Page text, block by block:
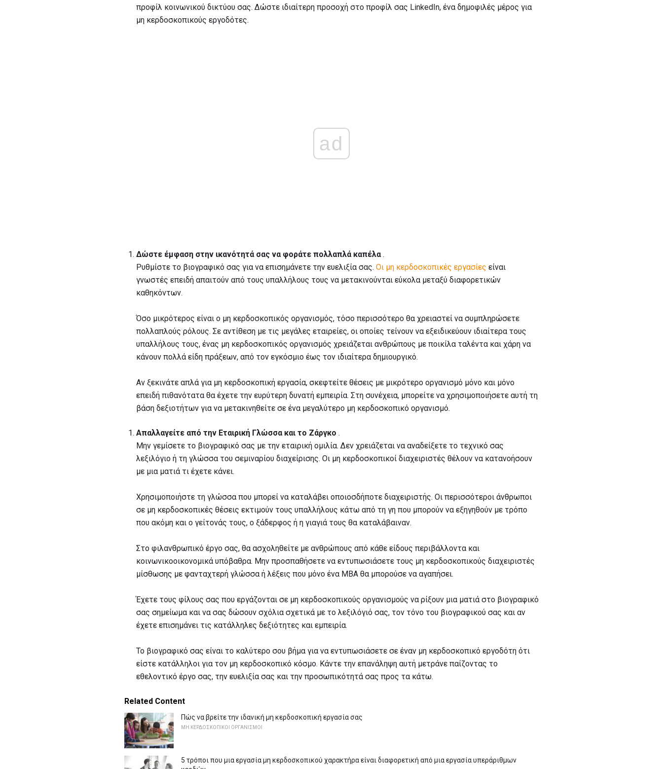
προφίλ κοινωνικού δικτύου σας. Δώστε ιδιαίτερη προσοχή στο προφίλ σας LinkedIn, ένα δημοφιλές μέρος για
μη κερδοσκοπικούς εργοδότες.
ad
Δώστε έμφαση στην ικανότητά σας να φοράτε πολλαπλά καπέλα.
Ρυθμίστε το βιογραφικό σας για να επισημάνετε την ευελιξία σας. Οι μη κερδοσκοπικές εργασίες είναι
γνωστές επειδή απαιτούν από τους υπαλλήλους τους να μετακινούνται εύκολα μεταξύ διαφορετικών
καθηκόντων.
Όσο μικρότερος είναι ο μη κερδοσκοπικός οργανισμός, τόσο περισσότερο θα χρειαστεί να συμπληρώσετε
πολλαπλούς ρόλους. Σε αντίθεση με τις μεγάλες εταιρείες, οι οποίες τείνουν να εξειδικεύουν ιδιαίτερα τους
υπαλλήλους τους, ένας μη κερδοσκοπικός οργανισμός χρειάζεται ανθρώπους με ποικίλα ταλέντα και χάρη να
κάνουν πολλά είδη πράξεων, από τον εγκόσμιο έως τον ιδιαίτερα δημιουργικό.
Αν ξεκινάτε απλά για μη κερδοσκοπική εργασία, σκεφτείτε θέσεις με μικρότερο οργανισμό μόνο και μόνο
επειδή πιθανότατα θα έχετε την ευρύτερη δυνατή εμπειρία. Στη συνέχεια, μπορείτε να χρησιμοποιήσετε αυτή τη
βάση δεξιοτήτων για να μετακινηθείτε σε ένα μεγαλύτερο μη κερδοσκοπικό οργανισμό.
Απαλλαγείτε από την Εταιρική Γλώσσα και το Ζάργκο .
Μην γεμίσετε το βιογραφικό σας με την εταιρική ομιλία. Δεν χρειάζεται να αναδείξετε το τεχνικό σας
λεξιλόγιο ή τη γλώσσα του σεμιναρίου διαχείρισης. Οι μη κερδοσκοπικοί διαχειριστές θέλουν να κατανοήσουν
με μια ματιά τι έχετε κάνει.
Χρησιμοποιήστε τη γλώσσα που μπορεί να καταλάβει οποιοσδήποτε διαχειριστής. Οι περισσότεροι άνθρωποι
σε μη κερδοσκοπικές θέσεις εκτιμούν τους υπαλλήλους κάτω από τη γη που μπορούν να εξηγηθούν με τρόπο
που ακόμη και ο γείτονάς τους, ο ξάδερφος ή η γιαγιά τους θα καταλάβαιναν.
Στο φιλανθρωπικό έργο σας, θα ασχοληθείτε με ανθρώπους από κάθε είδους περιβάλλοντα και
κοινωνικοοικονομικά υπόβαθρα. Μην προσπαθήσετε να εντυπωσιάσετε τους μη κερδοσκοπικούς διαχειριστές
μίσθωσης με φανταχτερή γλώσσα ή λέξεις που μόνο ένα MBA θα μπορούσε να αγαπήσει.
Έχετε τους φίλους σας που εργάζονται σε μη κερδοσκοπικούς οργανισμούς να ρίξουν μια ματιά στο βιογραφικό
σας σημείωμα και να σας δώσουν σχόλια σχετικά με το λεξιλόγιό σας, τον τόνο του βιογραφικού σας και αν
έχετε επισημάνει τις κατάλληλες δεξιότητες και εμπειρία.
Το βιογραφικό σας είναι το καλύτερο σου βήμα για να εντυπωσιάσετε σε έναν μη κερδοσκοπικό εργοδότη ότι
είστε κατάλληλοι για τον μη κερδοσκοπικό κόσμο. Κάντε την επανάληψη αυτή μετράνε παίζοντας το
εθελοντικό έργο σας, την ευελιξία σας και την προσωπικότητά σας προς τα κάτω.
Related Content
Πώς να βρείτε την ιδανική μη κερδοσκοπική εργασία σας
ΜΗ ΚΕΡΔΟΣΚΟΠΙΚΟΙ ΟΡΓΑΝΙΣΜΟΙ
5 τρόποι που μια εργασία μη κερδοσκοπικού χαρακτήρα είναι διαφορετική από μια εργασία υπεράριθμων